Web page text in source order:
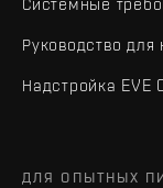
Руководство
Надстройка EVE
ДЛЯ ОПЫТНЫХ